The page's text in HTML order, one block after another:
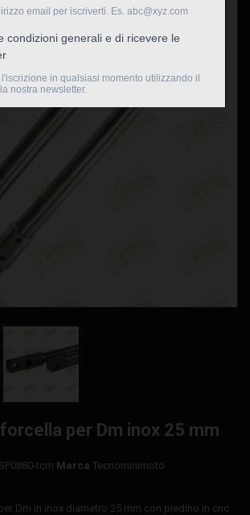
per Dm inox 25 mm
tcm Marca Tecnominimoto
Dm in inox diametro 25 mm con piedino in cnc